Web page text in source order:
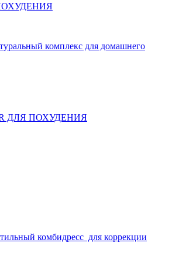
комплекс для домашнего
ДЛЯ ПОХУДЕНИЯ
комбидресс для коррекции